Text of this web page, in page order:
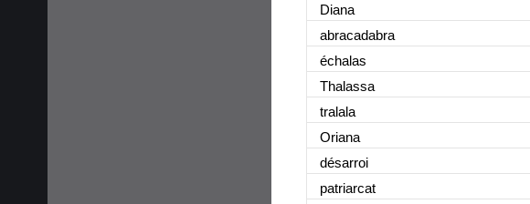
Diana
abracadabra
échalas
Thalassa
tralala
Oriana
désarroi
patriarcat